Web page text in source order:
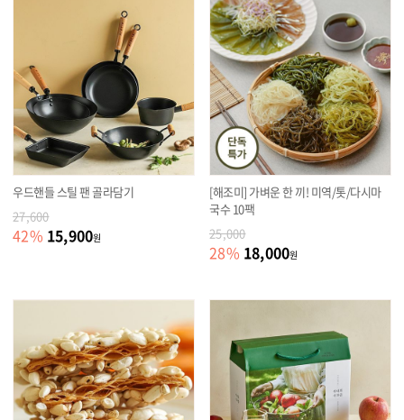
우드핸들 스틸 팬 골라담기
27,600
42% 15,900원
[해조미] 가벼운 한 끼! 미역/톳/다시마
국수 10팩
25,000
28% 18,000원